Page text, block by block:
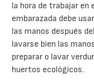
la hora de trabajar en
embarazada debe
las manos después
lavarse bien las
preparar o lavar
huertos ecológicos.